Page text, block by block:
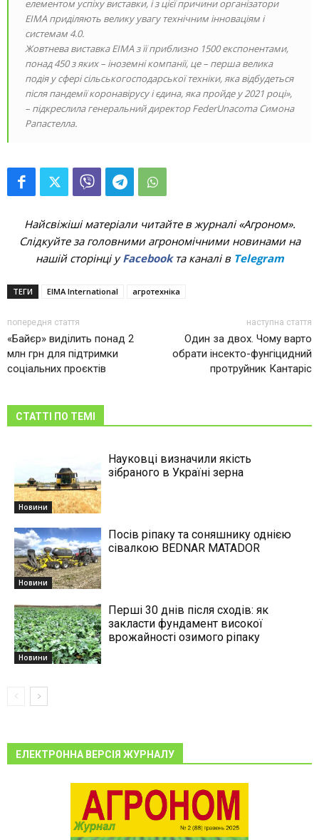
елементом успіху виставки, і з цієї причини організатори
EIMA приділяють велику увагу технічним інноваціям і
системам 4.0.
Жовтнева виставка EIMA з її приблизно 1500 експонентами,
понад 450 з яких – іноземні компанії, це – перша велика
подія у сфері сільськогосподарської техніки, яка відбудеться
після пандемії коронавірусу і єдина, яка пройде у 2021 році»,
– підкреслила генеральний директор FederUnacoma Симона
Рапастелла.
Найсвіжіші матеріали читайте в журналі «Агроном».
Слідкуйте за головними агрономічними новинами на
нашій сторінці уFacebookта каналі в Telegram
ТЕГИ EIMA International агротехніка
попередня стаття
«Байєр» виділить понад 2
млн грн для підтримки
соціальних проєктів
наступна стаття
Один за двох. Чому варто
обрати інсекто-фунгіцидний
протруйник Кантаріс
СТАТТІ ПО ТЕМІ
Новини
Науковці визначили якість
зібраного в Україні зерна
Новини
Посів ріпаку та соняшнику однією
сівалкою BEDNAR MATADOR
Новини
Перші 30 днів після сходів: як
закласти фундамент високої
врожайності озимого ріпаку
ЕЛЕКТРОННА ВЕРСІЯ ЖУРНАЛУ